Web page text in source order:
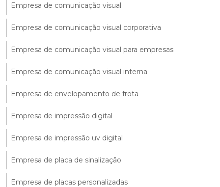
Empresa de comunicação visual
Empresa de comunicação visual corporativa
Empresa de comunicação visual para empresas
Empresa de comunicação visual interna
Empresa de envelopamento de frota
Empresa de impressão digital
Empresa de impressão uv digital
Empresa de placa de sinalização
Empresa de placas personalizadas